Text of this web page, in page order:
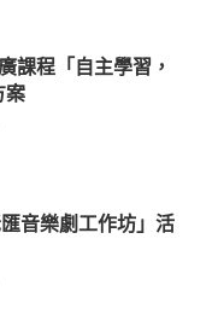
課程「自主學習，
案
音樂劇工作坊」活